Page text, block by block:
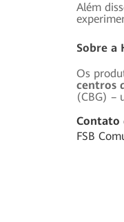
Além
Sobre a
Os
centros
(CBG) –
Contato
FSB